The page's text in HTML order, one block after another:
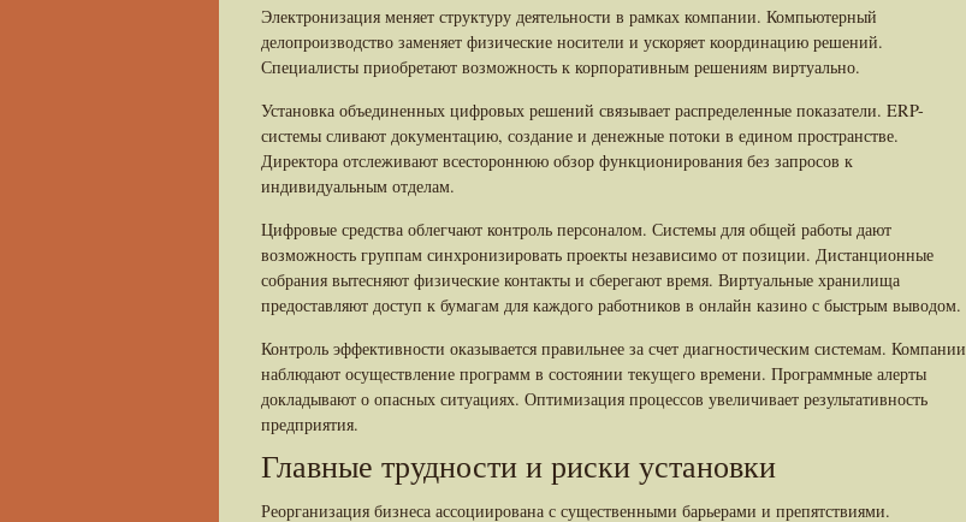
Электронизация меняет структуру деятельности в рамках компании. Компьютерный
делопроизводство заменяет физические носители и ускоряет координацию решений.
Специалисты приобретают возможность к корпоративным решениям виртуально.
Установка объединенных цифровых решений связывает распределенные показатели. ERP-
системы сливают документацию, создание и денежные потоки в едином пространстве.
Директора отслеживают всестороннюю обзор функционирования без запросов к
индивидуальным отделам.
Цифровые средства облегчают контроль персоналом. Системы для общей работы дают
возможность группам синхронизировать проекты независимо от позиции. Дистанционные
собрания вытесняют физические контакты и сберегают время. Виртуальные хранилища
предоставляют доступ к бумагам для каждого работников в онлайн казино с быстрым выводом.
Контроль эффективности оказывается правильнее за счет диагностическим системам. Компании
наблюдают осуществление программ в состоянии текущего времени. Программные алерты
докладывают о опасных ситуациях. Оптимизация процессов увеличивает результативность
предприятия.
Главные трудности и риски установки
Реорганизация бизнеса ассоциирована с существенными барьерами и препятствиями.